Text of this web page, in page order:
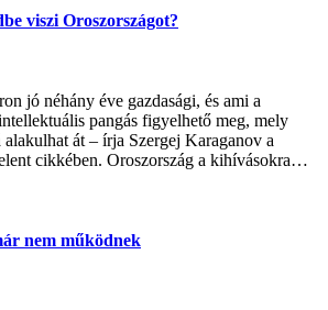
viszi Oroszországot?
jó néhány éve gazdasági, és ami a
pangás figyelhető meg, mely
át – írja Szergej Karaganov a
cikkében. Oroszország a kihívásokra…
nem működnek